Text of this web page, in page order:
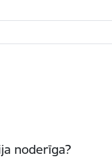
noderīga?